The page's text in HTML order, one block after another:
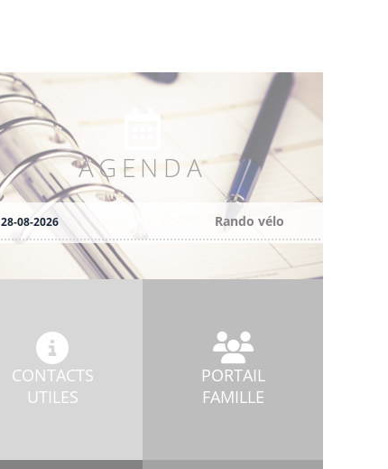
AGENDA
28-08-2026 Rando vélo
CONTACTS
UTILES
PORTAIL
FAMILLE